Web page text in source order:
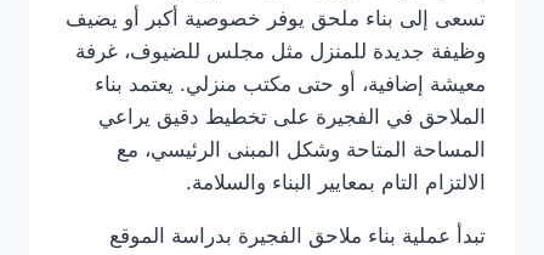
تسعى إلى بناء ملحق يوفر خصوصية أكبر أو يضيف
وظيفة جديدة للمنزل مثل مجلس للضيوف، غرفة
معيشة إضافية، أو حتى مكتب منزلي. يعتمد بناء
الملاحق في الفجيرة على تخطيط دقيق يراعي
المساحة المتاحة وشكل المبنى الرئيسي، مع
الالتزام التام بمعايير البناء والسلامة.
تبدأ عملية بناء ملاحق الفجيرة بدراسة الموقع